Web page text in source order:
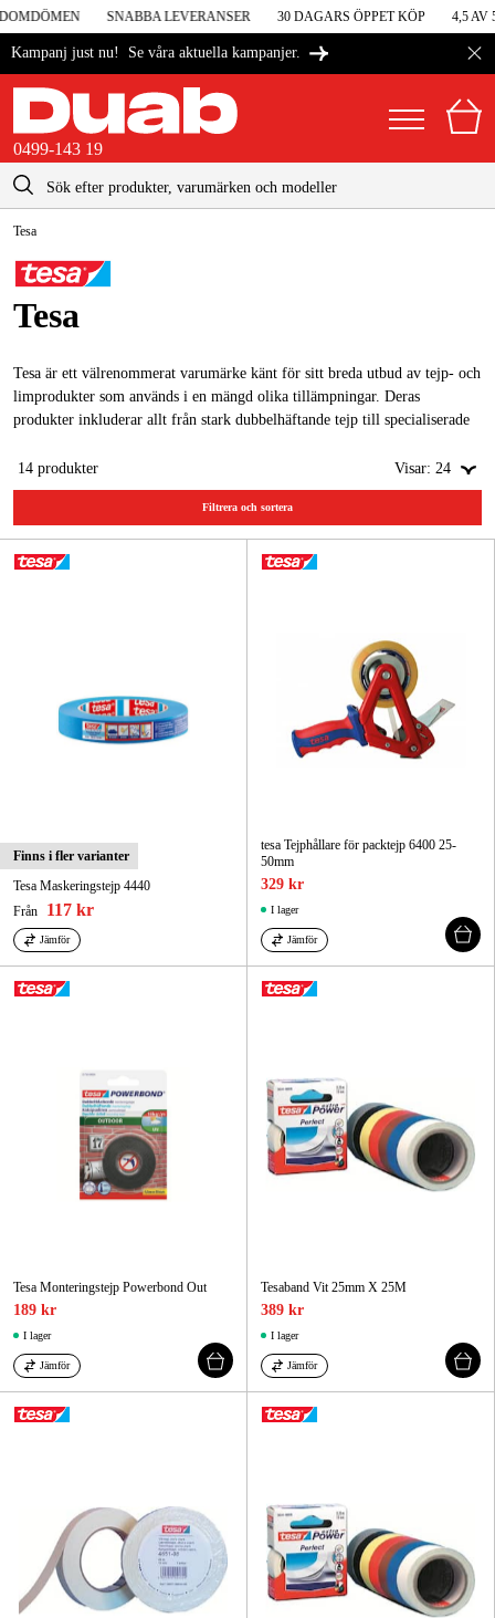
SNABBA LEVERANSER 30 DAGARS ÖPPET KÖP 4,5 AV 5
Kampanj just nu! Se våra aktuella kampanjer.
0499-143 19
Danmark
Suomi
Norge
Deutschland
Maskintillbehör & förbrukning
El & bygg
Skog & trädgård
Hem & fritid
Varumärken
Artiklar & Guider
FAQ
kontakt@duab.se
Tesa
Tesa
Tesa är ett välrenommerat varumärke känt för sitt breda utbud av tejp- och
limprodukter som används i en mängd olika tillämpningar. Deras
produkter inkluderar allt från stark dubbelhäftande tejp till specialiserade
14 produkter Visar: 24
Filtrera och sortera
Finns i fler varianter
Tesa Maskeringstejp 4440
Från
117 kr
Jämför
tesa Tejphållare för packtejp 6400 25-
50mm
329 kr
I lager
Jämför
Tesa Monteringstejp Powerbond Out
189 kr
I lager
Jämför
Tesaband Vit 25mm X 25M
389 kr
I lager
Jämför